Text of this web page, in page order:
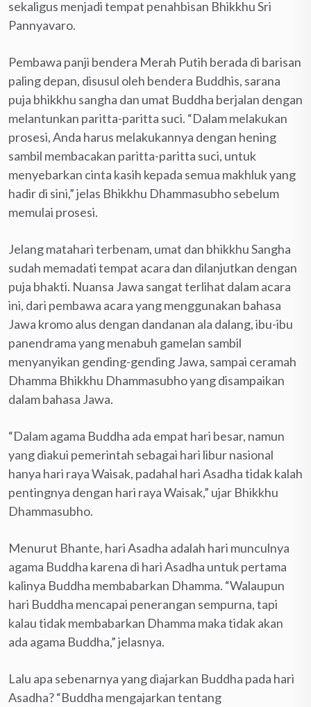
sekaligus menjadi tempat penahbisan Bhikkhu Sri
Pannyavaro.
Pembawa panji bendera Merah Putih berada di barisan
paling depan, disusul oleh bendera Buddhis, sarana
puja bhikkhu sangha dan umat Buddha berjalan dengan
melantunkan paritta-paritta suci. “Dalam melakukan
prosesi, Anda harus melakukannya dengan hening
sambil membacakan paritta-paritta suci, untuk
menyebarkan cinta kasih kepada semua makhluk yang
hadir di sini,” jelas Bhikkhu Dhammasubho sebelum
memulai prosesi.
Jelang matahari terbenam, umat dan bhikkhu Sangha
sudah memadati tempat acara dan dilanjutkan dengan
puja bhakti. Nuansa Jawa sangat terlihat dalam acara
ini, dari pembawa acara yang menggunakan bahasa
Jawa kromo alus dengan dandanan ala dalang, ibu-ibu
panendrama yang menabuh gamelan sambil
menyanyikan gending-gending Jawa, sampai ceramah
Dhamma Bhikkhu Dhammasubho yang disampaikan
dalam bahasa Jawa.
“Dalam agama Buddha ada empat hari besar, namun
yang diakui pemerintah sebagai hari libur nasional
hanya hari raya Waisak, padahal hari Asadha tidak kalah
pentingnya dengan hari raya Waisak,” ujar Bhikkhu
Dhammasubho.
Menurut Bhante, hari Asadha adalah hari munculnya
agama Buddha karena di hari Asadha untuk pertama
kalinya Buddha membabarkan Dhamma. “Walaupun
hari Buddha mencapai penerangan sempurna, tapi
kalau tidak membabarkan Dhamma maka tidak akan
ada agama Buddha,” jelasnya.
Lalu apa sebenarnya yang diajarkan Buddha pada hari
Asadha? “Buddha mengajarkan tentang